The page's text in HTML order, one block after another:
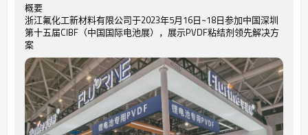
概要
浙江氟化工新材料有限公司于2023年5月16日~18日参加中国深圳
第十五届CIBF（中国国际电池展），展示PVDF粘结剂领先解决方
案